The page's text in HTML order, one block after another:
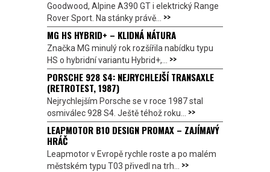
Goodwood, Alpine A390 GT i elektrický Range
Rover Sport. Na stánky právě... >>
MG HS HYBRID+ – KLIDNÁ NÁTURA
Značka MG minulý rok rozšířila nabídku typu
HS o hybridní variantu Hybrid+,... >>
PORSCHE 928 S4: NEJRYCHLEJŠÍ TRANSAXLE
(RETROTEST, 1987)
Nejrychlejším Porsche se v roce 1987 stal
osmiválec 928 S4. Ještě téhož roku... >>
LEAPMOTOR B10 DESIGN PROMAX – ZAJÍMAVÝ
HRÁČ
Leapmotor v Evropě rychle roste a po malém
městském typu T03 přivedl na trh... >>